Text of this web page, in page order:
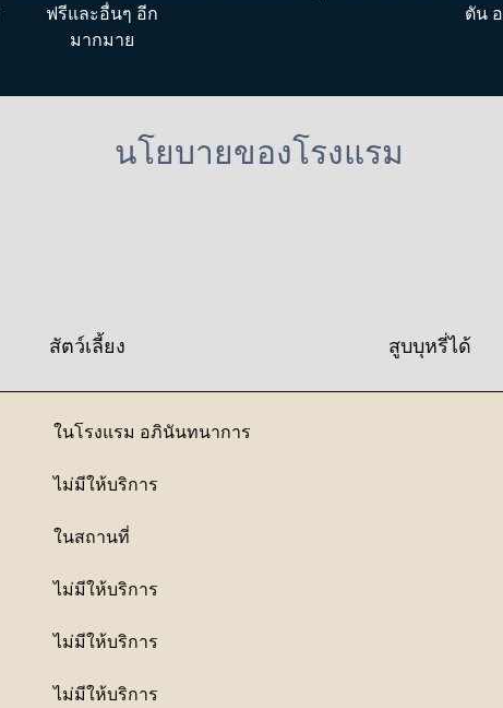
ฟรีและอื่นๆ อีก
มากมาย
ตัน
นโยบายของโรงแรม
สัตว์เลี้ยง สูบบุหรี่ได้
ในโรงแรม อภินันทนาการ
ไม่มีให้บริการ
ในสถานที่
ไม่มีให้บริการ
ไม่มีให้บริการ
ไม่มีให้บริการ